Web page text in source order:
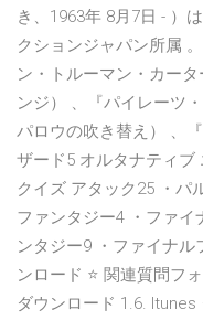
き、1963年 8月7日 - ）
クションジャパン所属
ン・トルーマン・カー
ンジ） 、『パイレーツ
パロウの吹き替え） 、
ザード5 オルタナティブ
クイズ アタック25 ・パ
ファンタジー4 ・ファイ
ンタジー9 ・ファイナル
ンロード ⭐ 関連質問フ
ダウンロード 1.6.